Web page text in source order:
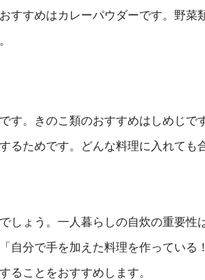
すすめはカレーパウダーです。野菜
す。きのこ類のおすすめはしめじです
るためです。どんな料理に入れても
しょう。一人暮らしの自炊の重要性は
分で手を加えた料理を作っている！
ることをおすすめします。